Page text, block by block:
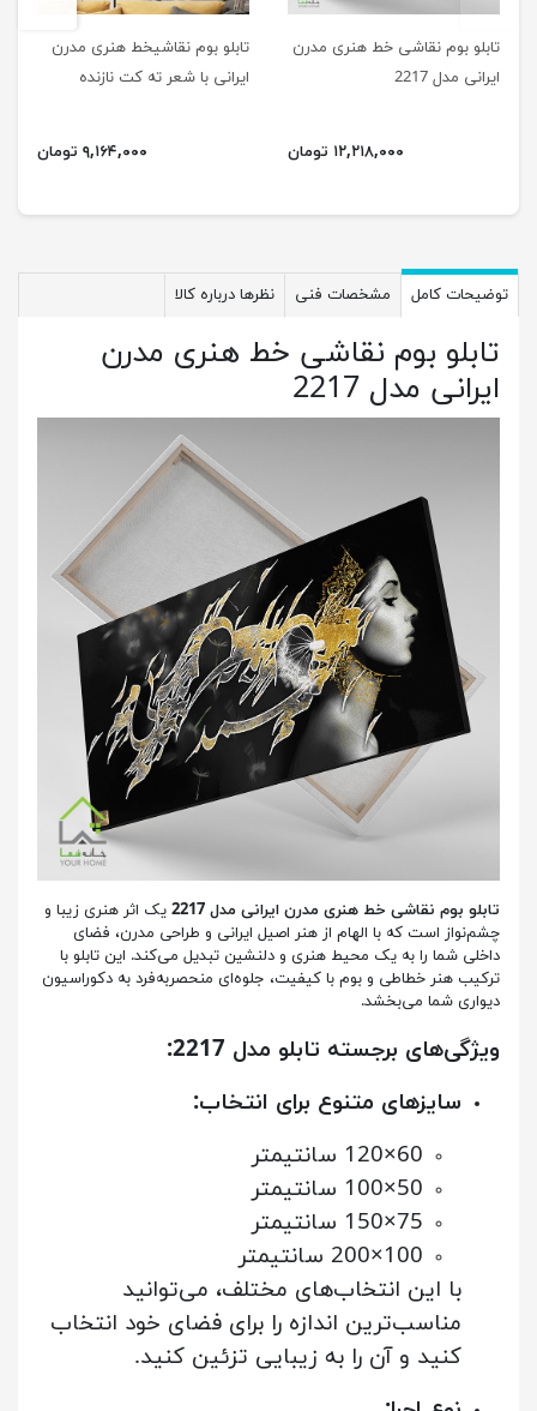
تابلو بوم نقاشی خط هنری مدرن
ایرانی مدل 2217
۱۲,۲۱۸,۰۰۰ تومان
تابلو بوم نقاشیخط هنری مدرن
ایرانی با شعر ته کت نازنده
۹,۱۶۴,۰۰۰ تومان
توضیحات کامل مشخصات فنی نظرها درباره کالا
تابلو بوم نقاشی خط هنری مدرن
ایرانی مدل 2217
تابلو بوم نقاشی خط هنری مدرن ایرانی مدل 2217
یک اثر هنری زیبا و
چشم‌نواز است که با الهام از هنر اصیل ایرانی و طراحی مدرن، فضای
داخلی شما را به یک محیط هنری و دلنشین تبدیل می‌کند. این تابلو با
ترکیب هنر خطاطی و بوم با کیفیت، جلوه‌ای منحصربه‌فرد به دکوراسیون
دیواری شما می‌بخشد.
ویژگی‌های برجسته تابلو مدل 2217:
سایزهای متنوع برای انتخاب:
60×120 سانتیمتر
50×100 سانتیمتر
75×150 سانتیمتر
100×200 سانتیمتر
با این انتخاب‌های مختلف، می‌توانید
مناسب‌ترین اندازه را برای فضای خود انتخاب
کنید و آن را به زیبایی تزئین کنید.